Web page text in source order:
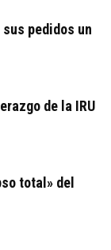
sus pedidos un
de la IRU
total» del